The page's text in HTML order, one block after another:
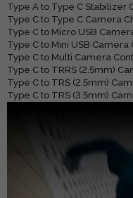
Type A to Type C Stabilizer
Type C to Type C Camera
Type C to Micro USB
Type C to Mini USB
Type C to Multi Camera
Type C to TRRS (2.5mm)
Type C to TRS (2.5mm)
Type C to TRS (3.5mm)